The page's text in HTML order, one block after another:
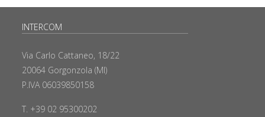
INTERCOM
Via Carlo Cattaneo, 18/22
20064 Gorgonzola (MI)
P.IVA 06039850158
T. +39 02 95300202